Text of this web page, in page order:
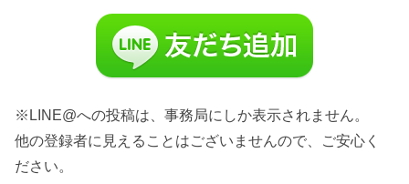
※LINE@への投稿は、事務局にしか表示されません。
他の登録者に見えることはございませんので、ご安心く
ださい。